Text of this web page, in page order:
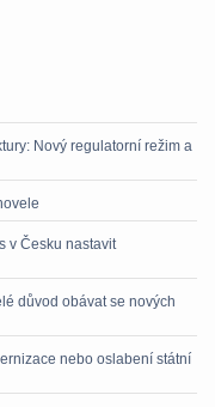
Nový regulatorní režim a
v Česku nastavit
důvod obávat se nových
nebo oslabení státní